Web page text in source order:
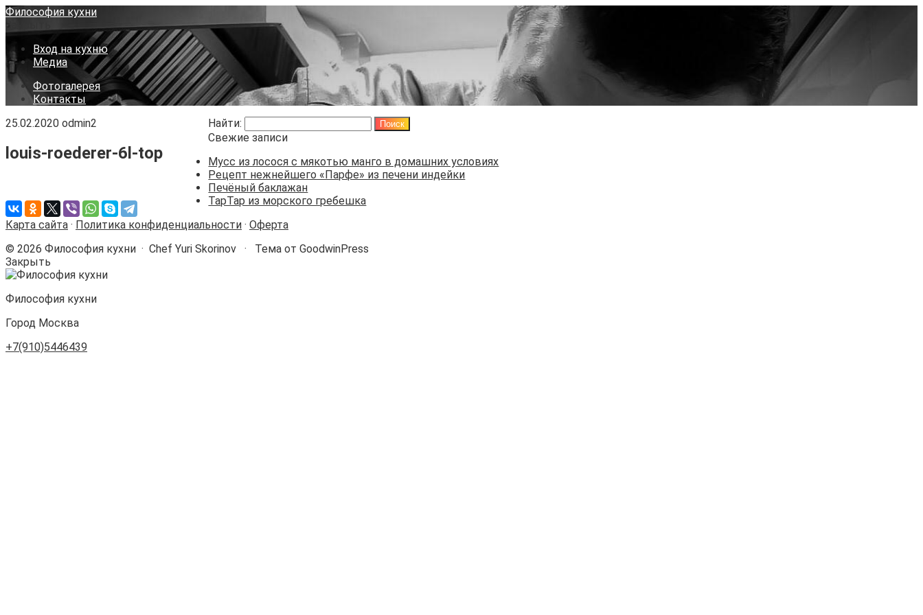
Философия кухни
Вход на кухню
Медиа
Фотогалерея
Контакты
25.02.2020 odmin2
louis-roederer-6l-top
Найти:
Свежие записи
Мусс из лосося с мякотью манго в домашних условиях
Рецепт нежнейшего «Парфе» из печени индейки
Печёный баклажан
ТарТар из морского гребешка
Карта сайта · Политика конфиденциальности · Оферта
© 2026 Философия кухни · Chef Yuri Skorinov · Тема от GoodwinPress
Закрыть
Философия кухни
Город Москва
+7(910)5446439